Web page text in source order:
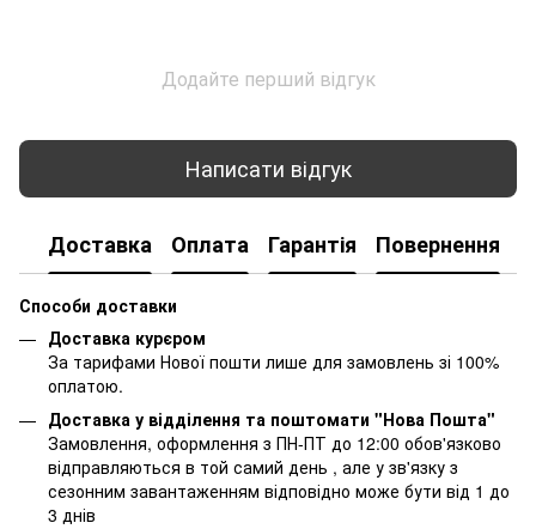
Додайте перший відгук
Написати відгук
Доставка Оплата Гарантія Повернення
Способи доставки
Доставка курєром
За тарифами Нової пошти лише для замовлень зі 100%
оплатою.
Доставка у відділення та поштомати "Нова Пошта"
Замовлення, оформлення з ПН-ПТ до 12:00 обов'язково
відправляються в той самий день , але у зв'язку з
сезонним завантаженням відповідно може бути від 1 до
3 днів